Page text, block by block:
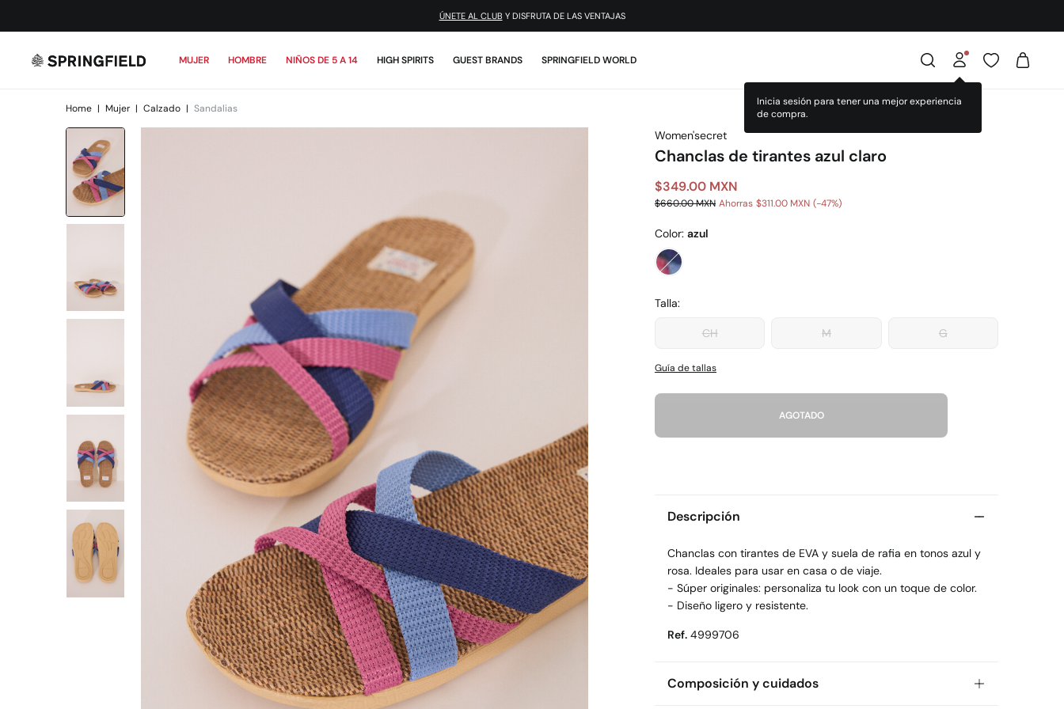
ÚNETE AL CLUB Y DISFRUTA DE LAS VENTAJAS
MUJER HOMBRE NIÑOS DE 5 A 14 HIGH SPIRITS GUEST BRANDS SPRINGFIELD WORLD
Inicia sesión para tener una mejor experiencia
de compra.
Home | Mujer | Calzado | Sandalias
Women'secret
Chanclas de tirantes azul claro
$349.00 MXN
$660.00 MXN Ahorras $311.00 MXN 47
Color: azul
Talla:
CH M G
Guía de tallas
AGOTADO
Descripción
Chanclas con tirantes de EVA y suela de rafia en tonos azul y
rosa. Ideales para usar en casa o de viaje.
- Súper originales: personaliza tu look con un toque de color.
- Diseño ligero y resistente.
Ref. 4999706
Composición y cuidados